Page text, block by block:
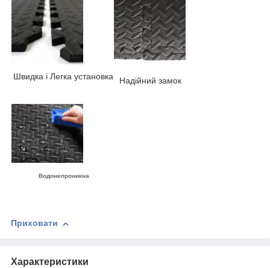
Швидка і Легка установка Надійний замок
Водонепроникна
Приховати
Характеристики